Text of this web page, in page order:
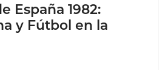
España 1982:
y Fútbol en la